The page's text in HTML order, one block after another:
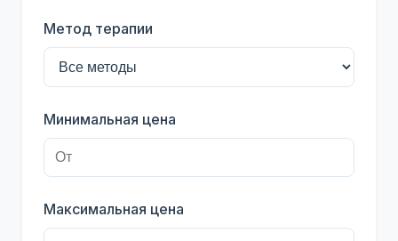
Метод терапии
Минимальная цена
Максимальная цена